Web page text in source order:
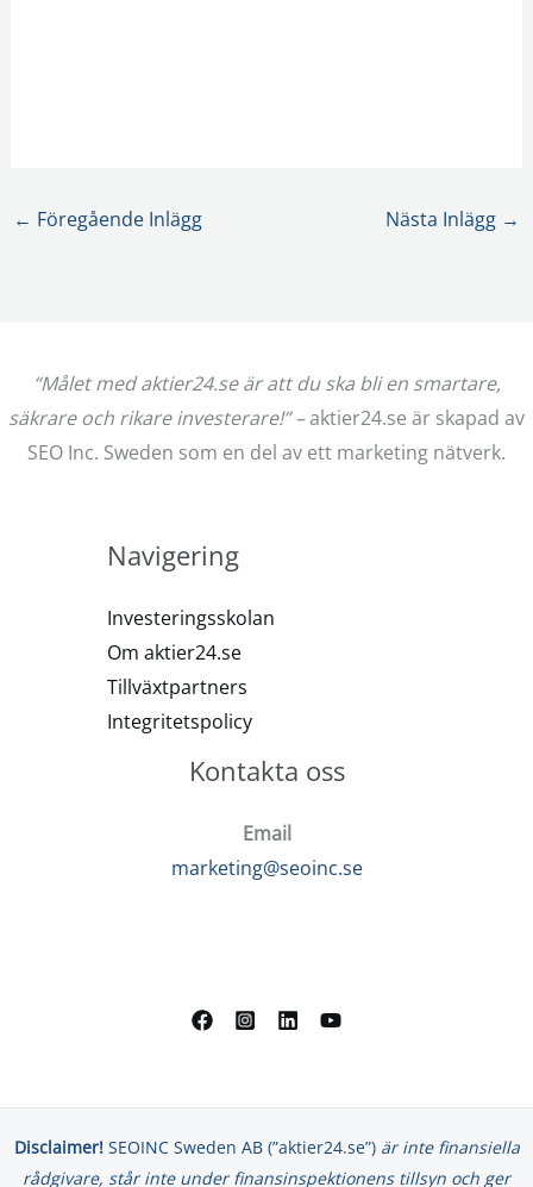
← Föregående Inlägg Nästa Inlägg →
“Målet med aktier24.se är att du ska bli en smartare,
säkrare och rikare investerare!” –aktier24.se är skapad av
SEO Inc. Sweden som en del av ett marketing nätverk.
Navigering
Investeringsskolan
Om aktier24.se
Tillväxtpartners
Integritetspolicy
Kontakta oss
Email
marketing@seoinc.se
Disclaimer!SEOINC Sweden AB (”aktier24.se”) är inte finansiella
rådgivare, står inte under finansinspektionens tillsyn och ger